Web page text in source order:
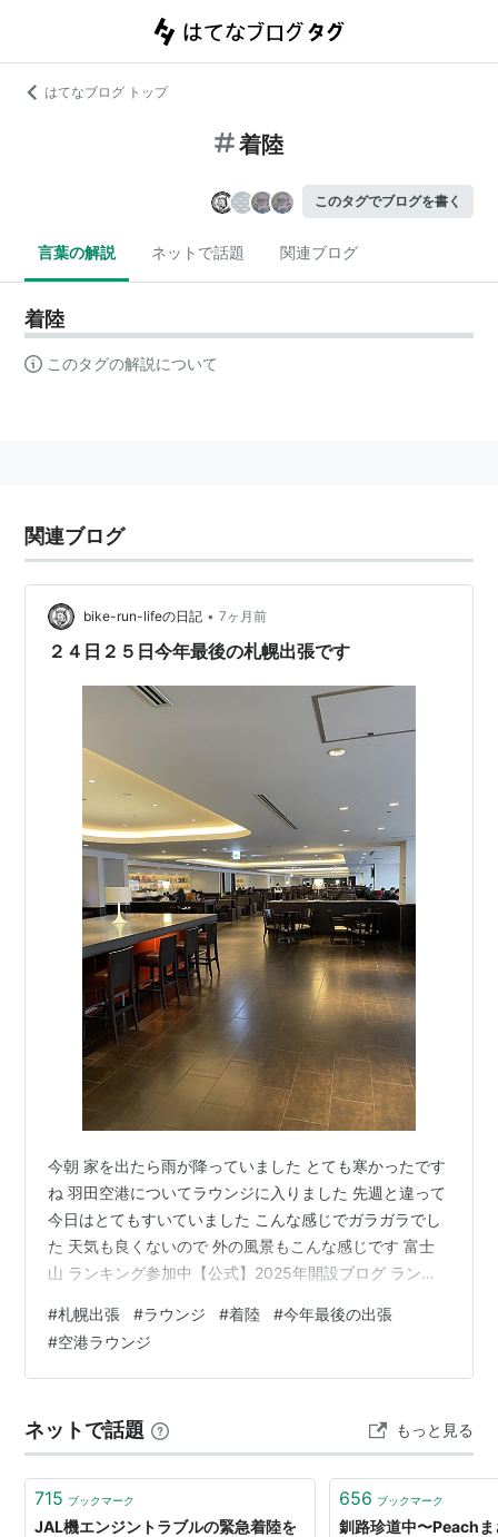
はてなブログ トップ
着陸
このタグでブログを書く
言葉の解説 ネットで話題 関連ブログ
着陸
このタグの解説について
関連ブログ
bike-run-lifeの日記 • 7ヶ月前
２４日２５日今年最後の札幌出張です
今朝 家を出たら雨が降っていました とても寒かったです
ね 羽田空港についてラウンジに入りました 先週と違って
今日はとてもすいていました こんな感じでガラガラでし
た 天気も良くないので 外の風景もこんな感じです 富士
山 ランキング参加中【公式】2025年開設ブログ ランキ
加中ツーリング ランキング参加中はてな初心者友達募集
ランキング参加中ライフスタイル ランキング参加中雑
談・日記を書きたい人のグループ 見えず曇り空です 飛行
タル３０分以上の遅れです 着陸シーンを座席のモニター
を写真とりま…
#札幌出張 #ラウンジ #着陸 #今年最後の出張
#空港ラウンジ
ネットで話題 もっと見る
715 ブックマーク
JAL機エンジントラブルの緊急着陸を
656 ブックマーク
釧路珍道中〜Peach